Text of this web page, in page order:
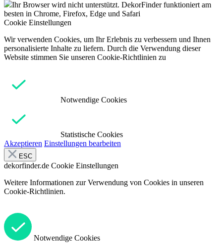
Ihr Browser wird nicht unterstützt. DekorFinder funktioniert am
besten in Chrome, Firefox, Edge und Safari
Cookie Einstellungen
Wir verwenden Cookies, um Ihr Erlebnis zu verbessern und Ihnen
personalisierte Inhalte zu liefern. Durch die Verwendung dieser
Website stimmen Sie unseren Cookie-Richtlinien zu
Notwendige Cookies
Statistische Cookies
Akzeptieren Einstellungen bearbeiten
ESC
dekorfinder.de Cookie Einstellungen
Weitere Informationen zur Verwendung von Cookies in unseren
Cookie-Richtlinien.
Notwendige Cookies